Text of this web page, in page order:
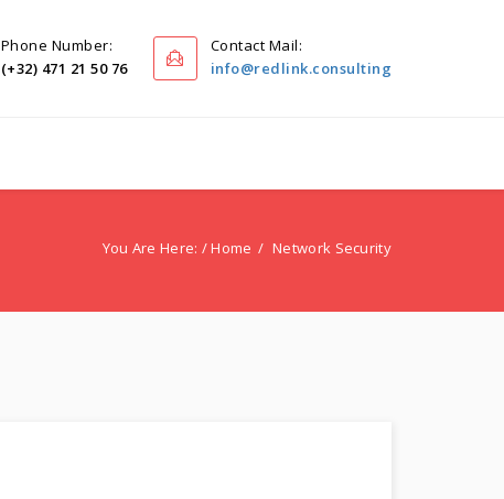
Phone Number:
(+32) 471 21 50 76
Contact Mail:
info@redlink.consulting
Solutions
Contact Us
You Are Here: /Home Network Security